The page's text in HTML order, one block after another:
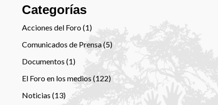
Categorías
Acciones del Foro(1)
Comunicados de Prensa(5)
Documentos (1)
El Foro en los medios (122)
Noticias (13)